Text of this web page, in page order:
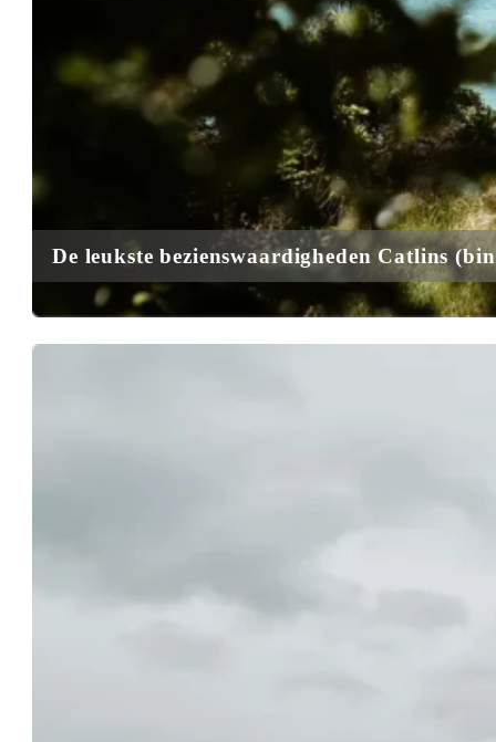
De leukste bezienswaardigheden Catlins